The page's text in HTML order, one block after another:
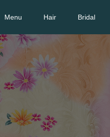
Menu Hair Bridal